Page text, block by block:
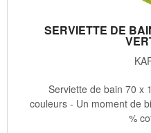
SERVIETTE DE
Serviette de bain 70 x
couleurs - Un moment de
%